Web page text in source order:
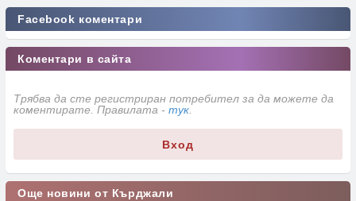
Facebook коментари
Коментари в сайта
Трябва да сте регистриран потребител за да можете да
коментирате. Правилата - тук
Вход
Още новини от Кърджали